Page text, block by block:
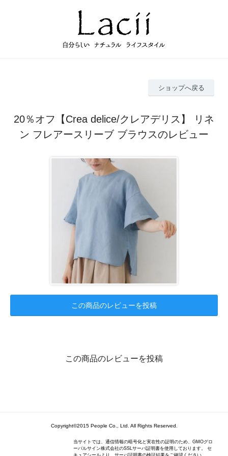
ショップへ戻る
20％オフ【Crea delice/クレアデリス】 リネ
ン フレアースリーブ ブラウスのレビュー
この商品のレビューを投稿
この商品のレビューを投稿
Copyright©2015 People Co., Ltd. All Rights Reserved.
当サイトでは、通信情報の暗号化と実在性の証明のため、GMOグロ
ーバルサイン株式会社のSSLサーバ証明書を使用しております。 セ
キュアシールより、サーバ証明書の検証結果をご確認ください。